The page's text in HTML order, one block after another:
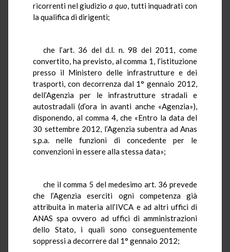
ricorrenti nel giudizioa quo, tutti inquadrati con
la qualifica di dirigenti;
che l’art. 36 del d.l. n. 98 del 2011, come
convertito, ha previsto, al comma 1, l’istituzione
presso il Ministero delle infrastrutture e dei
trasporti, con decorrenza dal 1° gennaio 2012,
dell’Agenzia per le infrastrutture stradali e
autostradali (d’ora in avanti anche «Agenzia»),
disponendo, al comma 4, che «Entro la data del
30 settembre 2012, l’Agenzia subentra ad Anas
s.p.a. nelle funzioni di concedente per le
convenzioni in essere alla stessa data»;
che il comma 5 del medesimo art. 36 prevede
che l’Agenzia eserciti ogni competenza già
attribuita in materia all’IVCA e ad altri uffici di
ANAS spa ovvero ad uffici di amministrazioni
dello Stato, i quali sono conseguentemente
soppressi a decorrere dal 1° gennaio 2012;